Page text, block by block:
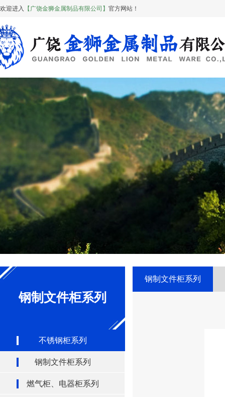
欢迎进入 【广饶金狮金属制品有限公司】 官方网站！
钢制文件柜系列
不锈钢柜系列
钢制文件柜系列
燃气柜、电器柜系列
钢制文件柜系列